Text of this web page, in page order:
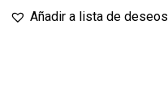
Añadir a lista de deseos